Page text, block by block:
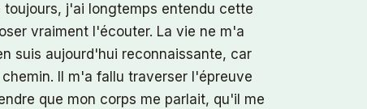
toujours, j'ai longtemps entendu cette
vraiment l'écouter. La vie ne m'a
suis aujourd'hui reconnaissante, car
Il m'a fallu traverser l'épreuve
que mon corps me parlait, qu'il me